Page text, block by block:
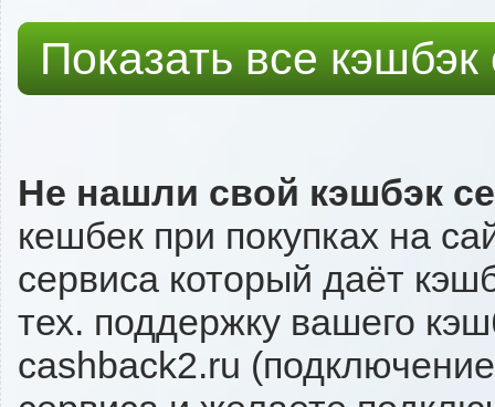
Показать все
Не нашли свой кэшбэк
кешбек при покупках на
сервиса который даёт
тех. поддержку вашего
cashback2.ru